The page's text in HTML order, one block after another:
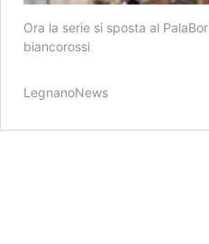
Ora la serie si sposta al
biancorossi
LegnanoNews